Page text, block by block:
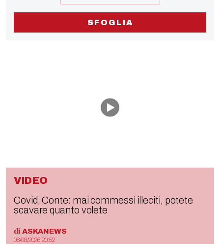
SFOGLIA
VIDEO
Covid, Conte: mai commessi illeciti, potete
scavare quanto volete
di ASKANEWS
06/08/2026 20:52